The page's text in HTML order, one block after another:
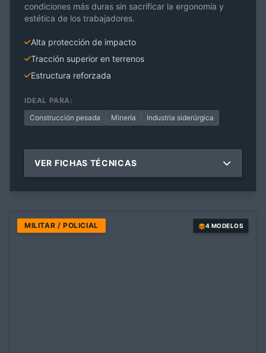
condiciones más duras sin sacrificar la ergonomía y
estética de los trabajadores.
Alta protección de impacto
Tracción superior en terrenos
Estructura reforzada
IDEAL PARA:
Construcción pesada
Minería Industria siderúrgica
VER FICHAS TÉCNICAS
MILITAR / POLICIAL 4 MODELOS